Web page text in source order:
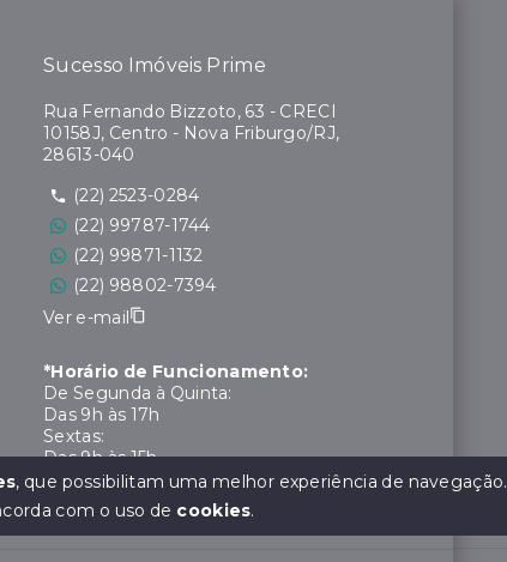
Sucesso Imóveis Prime
Rua Fernando Bizzoto, 63 - CRECI
10158J, Centro - Nova Friburgo/RJ,
28613-040
(22) 2523-0284
(22) 99787-1744
(22) 99871-1132
(22) 98802-7394
Ver e-mail
*Horário de Funcionamento:
De Segunda à Quinta:
Das 9h às 17h
Sextas:
Das 9h às 15h
*Horário de Almoço:
, que possibilitam uma melhor experiência de navegação.
com o uso de cookies.